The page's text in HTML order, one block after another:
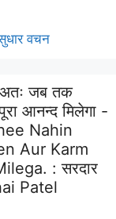
वचन
अतः जब तक
आनन्द मिलेगा -
Nahin
Aur Karm
:सरदार
Patel